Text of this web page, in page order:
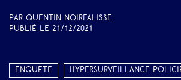
Par Quentin Noirfalisse
Publié le 21/12/2021
Enquête Hypersurveillance